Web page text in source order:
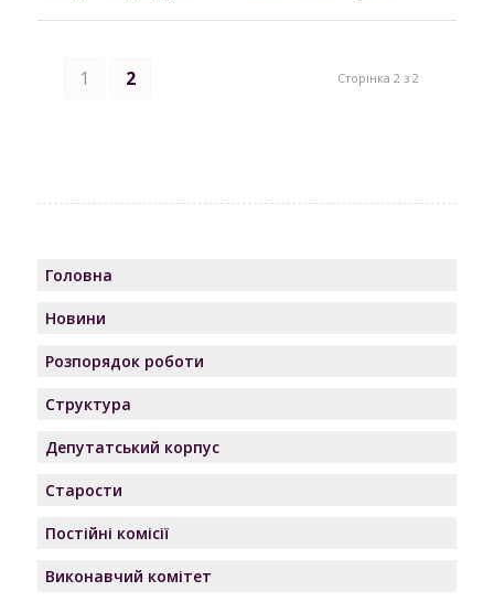
Сторінка 2 з 2
1 2
Головна
Новини
Розпорядок роботи
Структура
Депутатський корпус
Старости
Постійні комісії
Виконавчий комітет